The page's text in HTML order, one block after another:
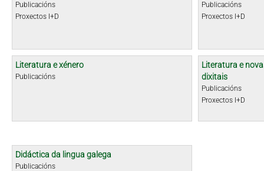
Publicacións
Proxectos I+D
Publicacións
Proxectos I+D
Literatura e xénero
Publicacións
Literatura e
dixitais
Publicacións
Proxectos I+D
Didáctica da lingua galega
Publicacións